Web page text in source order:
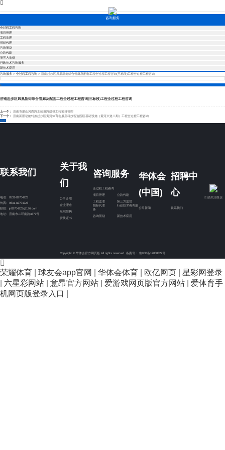
咨询服务
全过程工程咨询
项目管理
工程监理
招标代理
咨询策划
公路代建
第三方监督
行政技术咨询服务
新技术应用
济南起步区凤凰新街综
合管廊及配套工程全过
全过程工程咨询
咨询服务 > 全过程工程咨询 > 济南起步区凤凰新街综合管廊及配套工程全过程工程咨询(三标段)工程全过程工程咨询
1
济南起步区凤凰新街综合管廊及配套工程全过程工程咨询(三标段)工程全过程工程咨询
上一个： 济南市腊山河西路北延道路建设工程项目管理
下一个： 济南新旧动能转换起步区黄河体育会展及科技智造园区基础设施（黄河大道二期）工程全过程工程咨询
返回
联系我们
电话: 0531-82704223
传真: 0531-82704223
邮箱: jn82704223@126.com
地址: 济南市二环南路3377号
关于我
们
公司介绍
企业理念
组织架构
资质证书
咨询服务
全过程工程咨询
项目管理 公路代建
工程监理
第三方监督
招标代理
行政技术咨询服
务
咨询策划 新技术应用
华体会
(中国)
公司新闻
招聘中
心
联系我们
扫描关注微信
Copyright © 华体会官方网页版 All rights reserved 备案号： 鲁ICP备12008322号
荣耀体育 球友会app官网 华体会体育 欧亿网页
星彩网登录
六星彩网站 意昂官方网站 爱游戏网页版官方网站
爱体育手
机网页版登录入口